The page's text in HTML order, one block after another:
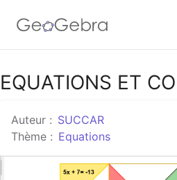
Google Classroom
Classe GeoGebra
Se
EQUATIONS ET
Auteur : SUCCAR
Thème : Equations